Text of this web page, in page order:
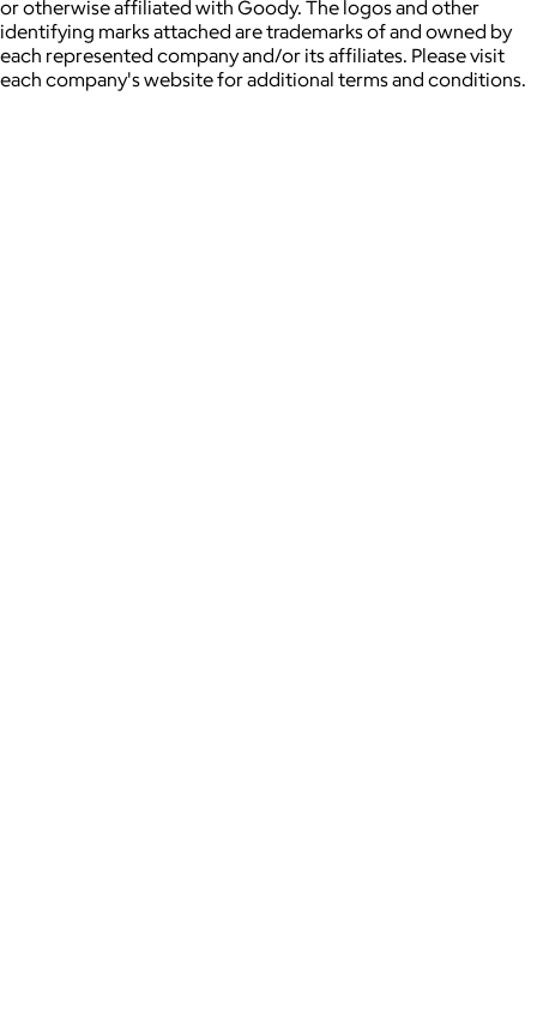
or otherwise affiliated with Goody. The logos and other
identifying marks attached are trademarks of and owned by
each represented company and/or its affiliates. Please visit
each company's website for additional terms and conditions.